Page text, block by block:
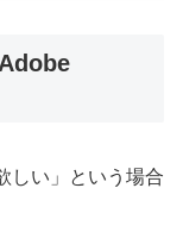
しい」という場合